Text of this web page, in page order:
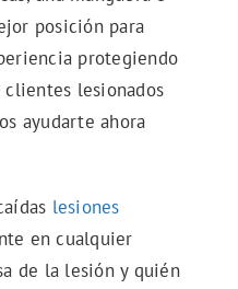
posición para
protegiendo
clientes lesionados
ayudarte ahora
lesiones
en cualquier
de la lesión y quién